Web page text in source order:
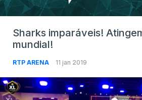
Sharks imparáveis!
mundial!
RTP ARENA 11 jan 2019